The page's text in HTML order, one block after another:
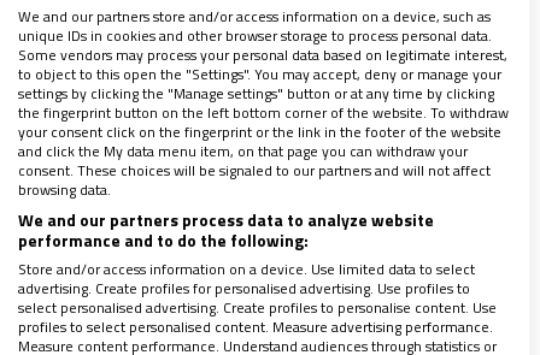
Se construyeron las imponentes catedrales e
We and our partners store and/or access information on a device, such as
unique IDs in cookies and other browser storage to process personal data.
Some vendors may process your personal data based on legitimate interest,
to object to this open the "Settings". You may accept, deny or manage your
settings by clicking the "Manage settings" button or at any time by clicking
the fingerprint button on the left bottom corner of the website. To withdraw
your consent click on the fingerprint or the link in the footer of the website
and click the My data menu item, on that page you can withdraw your
consent. These choices will be signaled to our partners and will not affect
browsing data.
We and our partners process data to analyze website
performance and to do the following:
Store and/or access information on a device. Use limited data to select
advertising. Create profiles for personalised advertising. Use profiles to
select personalised advertising. Create profiles to personalise content. Use
profiles to select personalised content. Measure advertising performance.
Measure content performance. Understand audiences through statistics or